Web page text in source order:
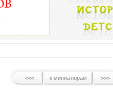
к миниатюрам